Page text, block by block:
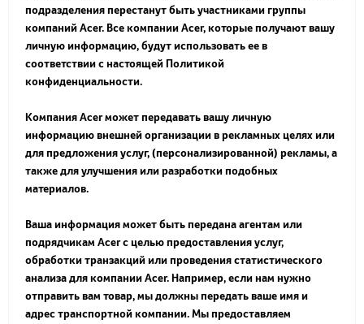
подразделения перестанут быть участниками группы
компаний Acer. Все компании Acer, которые получают вашу
личную информацию, будут использовать ее в
соответствии с настоящей Политикой
конфиденциальности.
Компания Acer может передавать вашу личную
информацию внешней организации в рекламных целях или
для предложения услуг, (персонализированной) рекламы, а
также для улучшения или разработки подобных
материалов.
Ваша информация может быть передана агентам или
подрядчикам Acer с целью предоставления услуг,
обработки транзакций или проведения статистического
анализа для компании Acer. Например, если нам нужно
отправить вам товар, мы должны передать ваше имя и
адрес транспортной компании. Мы предоставляем